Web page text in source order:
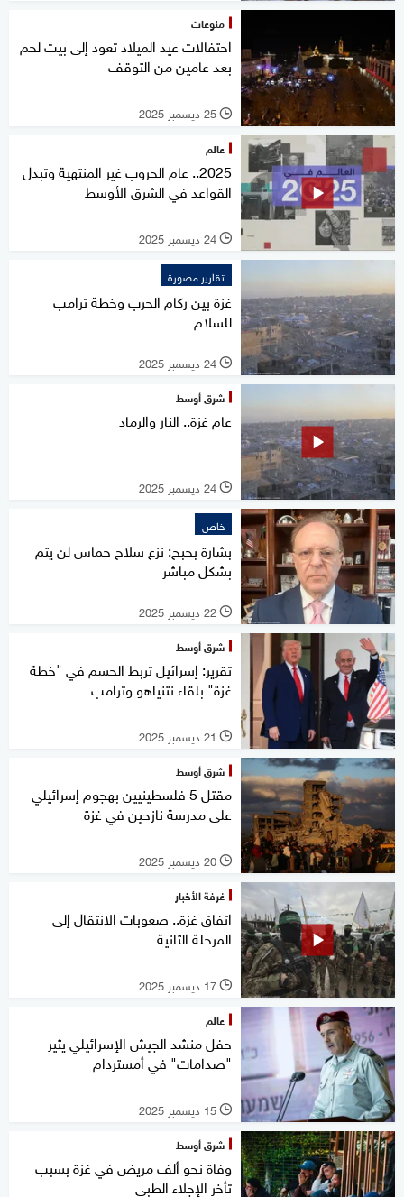
منوعات
احتفالات عيد الميلاد تعود إلى بيت لحم
بعد عامين من التوقف
l 25 ديسمبر 2025
عالم
2025.. عام الحروب غير المنتهية وتبدل
القواعد في الشرق الأوسط
l 24 ديسمبر 2025
تقارير مصورة
غزة بين ركام الحرب وخطة ترامب
للسلام
l 24 ديسمبر 2025
شرق أوسط
عام غزة.. النار والرماد
l 24 ديسمبر 2025
خاص
بشارة بحبح: نزع سلاح حماس لن يتم
بشكل مباشر
l 22 ديسمبر 2025
شرق أوسط
تقرير: إسرائيل تربط الحسم في "خطة
غزة" بلقاء نتنياهو وترامب
l 21 ديسمبر 2025
شرق أوسط
مقتل 5 فلسطينيين بهجوم إسرائيلي
على مدرسة نازحين في غزة
l 20 ديسمبر 2025
غرفة الأخبار
اتفاق غزة.. صعوبات الانتقال إلى
المرحلة الثانية
l 17 ديسمبر 2025
عالم
حفل منشد الجيش الإسرائيلي يثير
"صدامات" في أمستردام
l 15 ديسمبر 2025
شرق أوسط
وفاة نحو ألف مريض في غزة بسبب
تأخر الإجلاء الطبي